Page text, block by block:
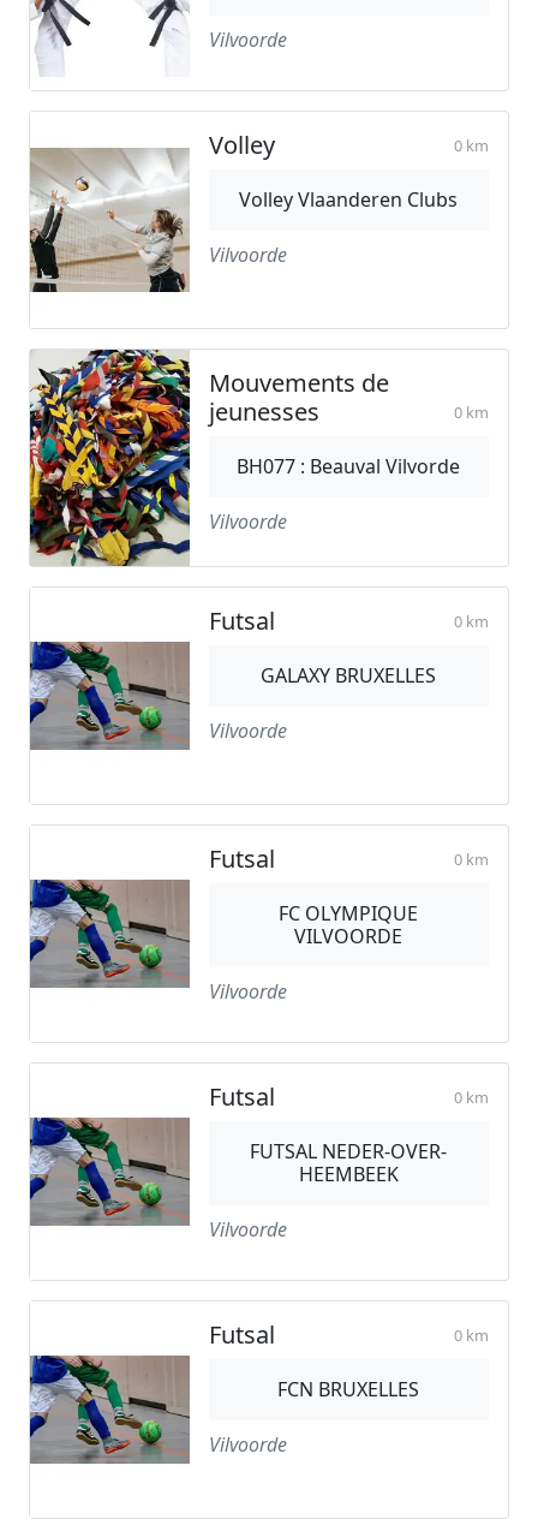
Vilvoorde
Volley 0 km
Volley Vlaanderen Clubs
Vilvoorde
Mouvements de
jeunesses
0 km
BH077 : Beauval Vilvorde
Vilvoorde
Futsal 0 km
GALAXY BRUXELLES
Vilvoorde
Futsal 0 km
FC OLYMPIQUE
VILVOORDE
Vilvoorde
Futsal 0 km
FUTSAL NEDER-OVER-
HEEMBEEK
Vilvoorde
Futsal 0 km
FCN BRUXELLES
Vilvoorde